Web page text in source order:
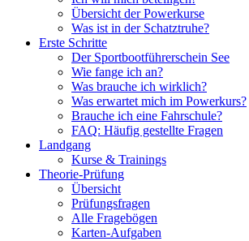
Übersicht der Powerkurse
Was ist in der Schatztruhe?
Erste Schritte
Der Sportbootführerschein See
Wie fange ich an?
Was brauche ich wirklich?
Was erwartet mich im Powerkurs?
Brauche ich eine Fahrschule?
FAQ: Häufig gestellte Fragen
Landgang
Kurse & Trainings
Theorie-Prüfung
Übersicht
Prüfungsfragen
Alle Fragebögen
Karten-Aufgaben